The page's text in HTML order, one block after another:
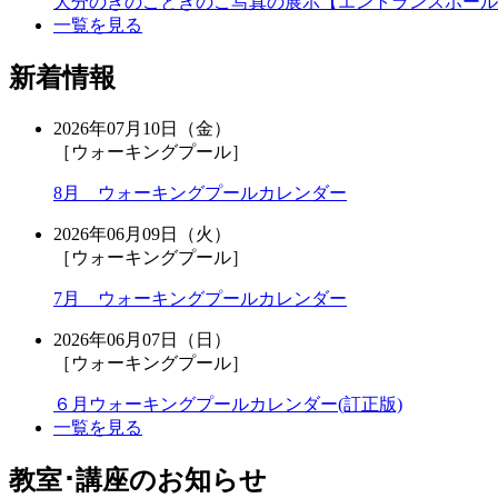
一覧を見る
新着情報
2026年07月10日（金）
［ウォーキングプール］
8月 ウォーキングプールカレンダー
2026年06月09日（火）
［ウォーキングプール］
7月 ウォーキングプールカレンダー
2026年06月07日（日）
［ウォーキングプール］
６月ウォーキングプールカレンダー(訂正版)
一覧を見る
教室･講座のお知らせ